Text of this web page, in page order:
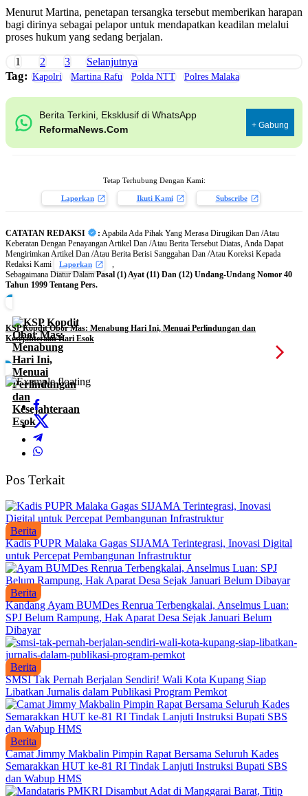
Menurut Martina, penetapan tersangka tersebut memberikan harapan
bagi dirinya sebagai pelapor untuk mendapatkan keadilan melalui
proses hukum yang sedang berjalan.
1 2 3 Selanjutnya
Tag: Kapolri Martina Rafu Polda NTT Polres Malaka
Berita Terkini, Eksklusif di WhatsApp
ReformaNews.Com
+ Gabung
Tetap Terhubung Dengan Kami:
Laporkan Ikuti Kami Subscribe
CATATAN REDAKSI : Apabila Ada Pihak Yang Merasa Dirugikan Dan /Atau
Keberatan Dengan Penayangan Artikel Dan /Atau Berita Tersebut Diatas, Anda Dapat
Mengirimkan Artikel Dan /Atau Berita Berisi Sanggahan Dan /Atau Koreksi Kepada
Redaksi Kami
Laporkan
Sebagaimana Diatur DalamPasal (1) Ayat (11) Dan (12) Undang-Undang Nomor 40
Tahun 1999 Tentang Pers.
KSP Kopdit Obor Mas: Menabung Hari Ini, Menuai Perlindungan dan
Kesejahteraan Hari Esok
Pos Terkait
Berita
Kadis PUPR Malaka Gagas SIJAMA Terintegrasi, Inovasi Digital
untuk Percepat Pembangunan Infrastruktur
Berita
Kandang Ayam BUMDes Renrua Terbengkalai, Anselmus Luan:
SPJ Belum Rampung, Hak Aparat Desa Sejak Januari Belum
Dibayar
Berita
SMSI Tak Pernah Berjalan Sendiri! Wali Kota Kupang Siap
Libatkan Jurnalis dalam Publikasi Program Pemkot
Berita
Camat Jimmy Makbalin Pimpin Rapat Bersama Seluruh Kades
Semarakkan HUT ke-81 RI Tindak Lanjuti Instruksi Bupati SBS
dan Wabup HMS